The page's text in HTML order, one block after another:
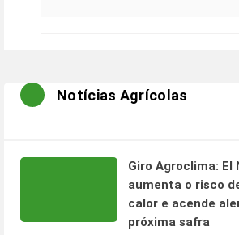
Notícias Agrícolas
Giro Agroclima: El
aumenta o risco
calor e acende
próxima safra